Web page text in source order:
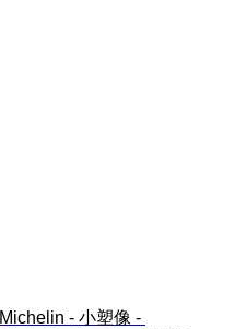
Michelin - 小塑像 -